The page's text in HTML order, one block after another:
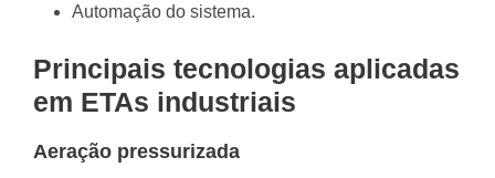
Automação do sistema.
Principais tecnologias aplicadas
em ETAs industriais
Aeração pressurizada